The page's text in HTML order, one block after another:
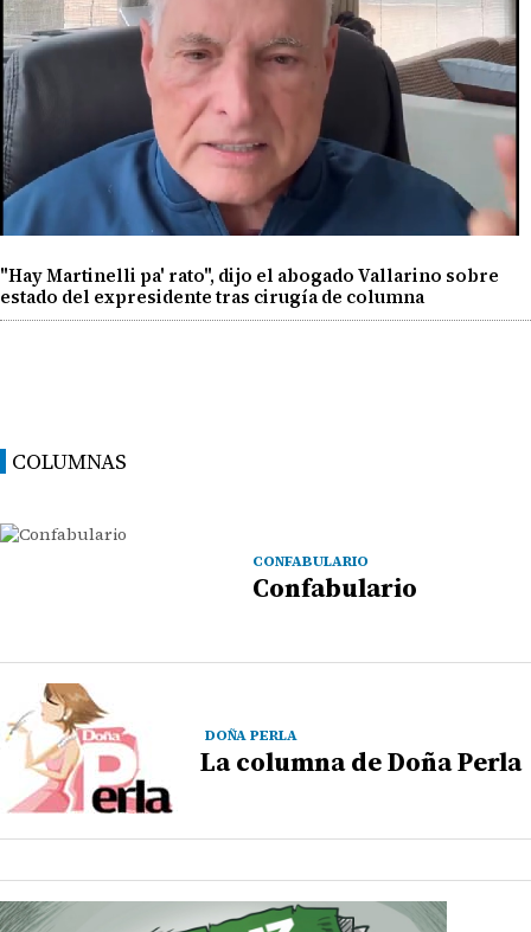
"Hay Martinelli pa' rato", dijo el abogado Vallarino sobre
estado del expresidente tras cirugía de columna
COLUMNAS
CONFABULARIO
Confabulario
DOÑA PERLA
La columna de Doña Perla